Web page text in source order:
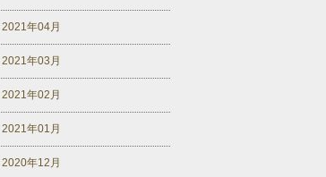
2021年04月
2021年03月
2021年02月
2021年01月
2020年12月